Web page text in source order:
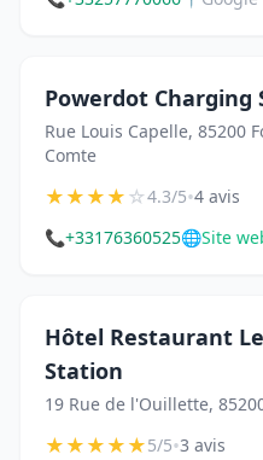
Powerdot Charging
Rue Louis Capelle, 85200
Comte
★★★★☆4.3/5•4 avis
📞+33176360525🌐Site
Hôtel Restaurant
Station
19 Rue de l'Ouillette,
★★★★★5/5•3 avis